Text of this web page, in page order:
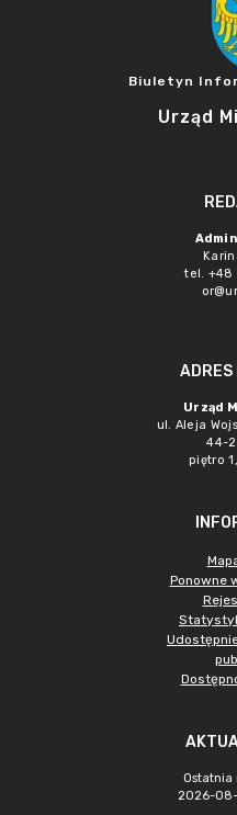
Biuletyn
Urząd
tel. +48
ADRES
Urząd
ul. Aleja
44-
piętro
Ponowne
Ostatnia
2026-